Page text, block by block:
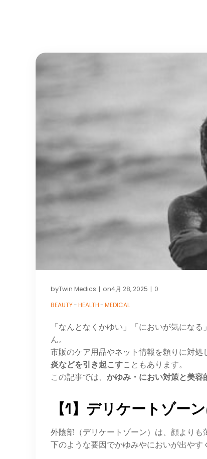
byTwin Medics | on4月 28, 2025 | 0
BEAUTY-HEALTH-MEDICAL
「なんとなくかゆい」「においが気にな
ん。
市販のケア用品やネット情報を頼りに対
炎などを引き起こすこともあります。
この記事では、 かゆみ・におい対策と美容
【1】デリケートゾー
外陰部（デリケートゾーン）は、顔より
下のような要因でかゆみやにおいが出やす